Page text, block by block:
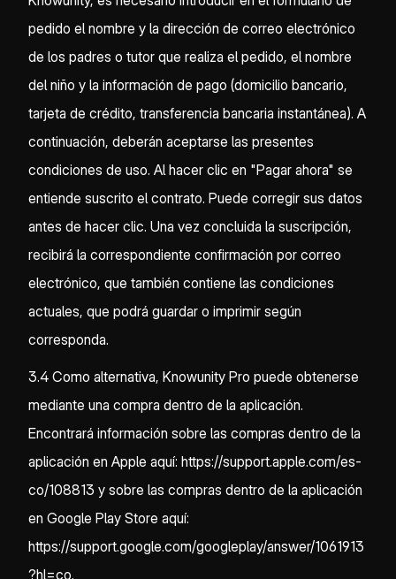
pedido el nombre y la dirección de correo electrónico
de los padres o tutor que realiza el pedido, el nombre
del niño y la información de pago (domicilio bancario,
tarjeta de crédito, transferencia bancaria instantánea). A
continuación, deberán aceptarse las presentes
condiciones de uso. Al hacer clic en "Pagar ahora" se
entiende suscrito el contrato. Puede corregir sus datos
antes de hacer clic. Una vez concluida la suscripción,
recibirá la correspondiente confirmación por correo
electrónico, que también contiene las condiciones
actuales, que podrá guardar o imprimir según
corresponda.
3.4 Como alternativa, Knowunity Pro puede obtenerse
mediante una compra dentro de la aplicación.
Encontrará información sobre las compras dentro de la
aplicación en Apple aquí: https://support.apple.com/es-
co/108813 y sobre las compras dentro de la aplicación
en Google Play Store aquí:
https://support.google.com/googleplay/answer/1061913
?hl=co.